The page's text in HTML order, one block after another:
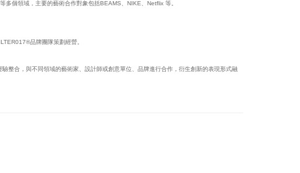
個領域，主要的藝術合作對象包括BEAMS、NIKE、Netflix 等。
品牌團隊策劃經營。
整合，與不同領域的藝術家、設計師或創意單位、品牌進行合作，衍生創新的表現形式融